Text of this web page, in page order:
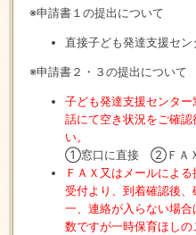
※申請書１の提出について
直接子ども発達支援セン
※申請書２・３の提出について
子ども発達支援センタ
話にて空き状況をご確
い。
①窓口に直接 ②ＦＡ
ＦＡＸ又はメールによ
受付より、到着確認後
一、連絡が入らない場
数ですが一時保育ほし